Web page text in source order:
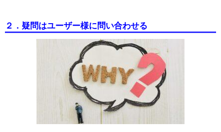
２．疑問はユーザー様に問い合わせる